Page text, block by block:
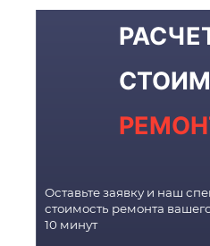
Оставьте заявку и наш
стоимость ремонта
10 минут